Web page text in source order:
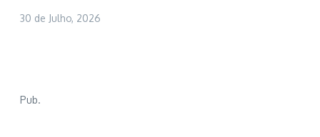
30 de Julho, 2026
Pub.